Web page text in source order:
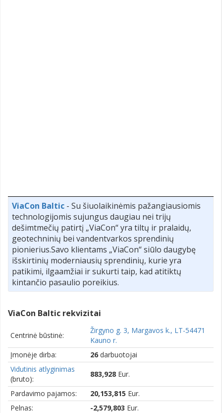
ViaCon Baltic - Su šiuolaikinėmis pažangiausiomis
technologijomis sujungus daugiau nei trijų
dešimtmečių patirtį „ViaCon“ yra tiltų ir pralaidų,
geotechninių bei vandentvarkos sprendinių
pionierius.Savo klientams „ViaCon“ siūlo daugybę
išskirtinių moderniausių sprendinių, kurie yra
patikimi, ilgaamžiai ir sukurti taip, kad atitiktų
kintančio pasaulio poreikius.
ViaCon Baltic rekvizitai
Centrinė būstinė:
Žirgyno g. 3, Margavos k., LT-54471
Kauno r.
Įmonėje dirba:
26 darbuotojai
Vidutinis atlyginimas
(bruto):
883,928 Eur.
Pardavimo pajamos: 20,153,815 Eur.
Pelnas:
-2,579,803 Eur.